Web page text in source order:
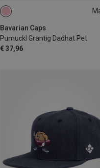
Bavarian Caps
Pumuckl Grantig Dadhat Pet
€ 37,96
ONE SIZE